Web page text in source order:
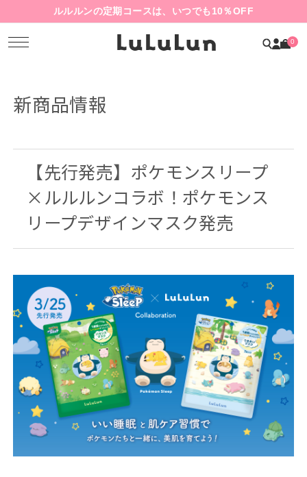
ルルルンの定期コースは、いつでも10％OFF
0
新商品情報
【先行発売】ポケモンスリープ
×ルルルンコラボ！ポケモンス
リープデザインマスク発売